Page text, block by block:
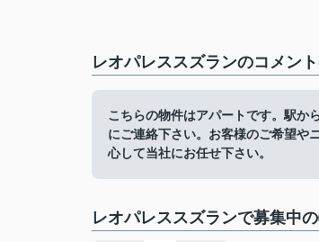
レオパレススズランのコメン
こちらの物件はアパートです。駅か
にご連絡下さい。お客様のご希望や
心して当社にお任せ下さい。
レオパレススズランで募集中